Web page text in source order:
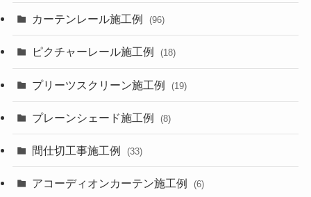
カーテンレール施工例 (96)
ピクチャーレール施工例 (18)
プリーツスクリーン施工例 (19)
プレーンシェード施工例 (8)
間仕切工事施工例 (33)
アコーディオンカーテン施工例 (6)